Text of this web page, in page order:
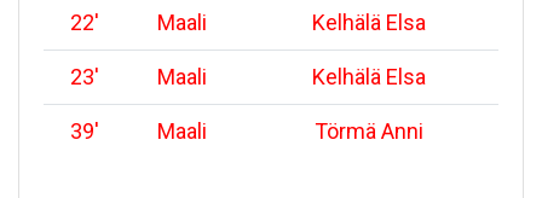
22' Maali Kelhälä Elsa
23' Maali Kelhälä Elsa
39' Maali Törmä Anni